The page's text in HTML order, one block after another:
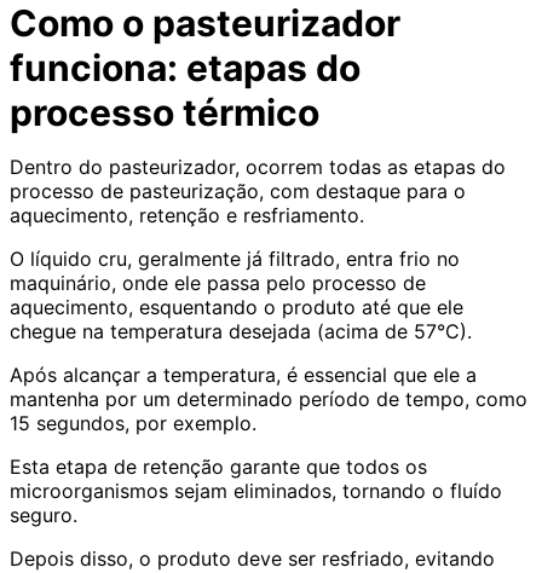
Como o pasteurizador
funciona: etapas do
processo térmico
Dentro do pasteurizador, ocorrem todas as etapas do
processo de pasteurização, com destaque para o
aquecimento, retenção e resfriamento.
O líquido cru, geralmente já filtrado, entra frio no
maquinário, onde ele passa pelo processo de
aquecimento, esquentando o produto até que ele
chegue na temperatura desejada (acima de 57°C).
Após alcançar a temperatura, é essencial que ele a
mantenha por um determinado período de tempo, como
15 segundos, por exemplo.
Esta etapa de retenção garante que todos os
microorganismos sejam eliminados, tornando o fluído
seguro.
Depois disso, o produto deve ser resfriado, evitando